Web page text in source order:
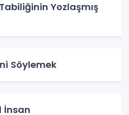
Yozlaşmış
Söylemek
İnsan